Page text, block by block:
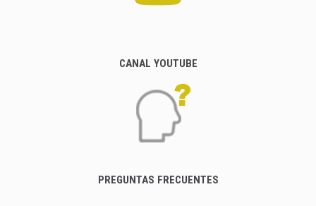
CANAL YOUTUBE
PREGUNTAS FRECUENTES